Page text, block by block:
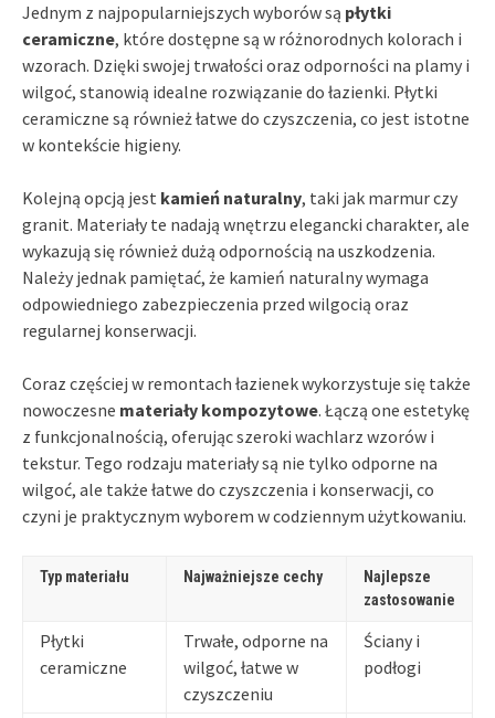
Jednym z najpopularniejszych wyborów są płytki
ceramiczne, które dostępne są w różnorodnych kolorach i
wzorach. Dzięki swojej trwałości oraz odporności na plamy i
wilgoć, stanowią idealne rozwiązanie do łazienki. Płytki
ceramiczne są również łatwe do czyszczenia, co jest istotne
w kontekście higieny.
Kolejną opcją jest kamień naturalny, taki jak marmur czy
granit. Materiały te nadają wnętrzu elegancki charakter, ale
wykazują się również dużą odpornością na uszkodzenia.
Należy jednak pamiętać, że kamień naturalny wymaga
odpowiedniego zabezpieczenia przed wilgocią oraz
regularnej konserwacji.
Coraz częściej w remontach łazienek wykorzystuje się także
nowoczesne materiały kompozytowe. Łączą one estetykę
z funkcjonalnością, oferując szeroki wachlarz wzorów i
tekstur. Tego rodzaju materiały są nie tylko odporne na
wilgoć, ale także łatwe do czyszczenia i konserwacji, co
czyni je praktycznym wyborem w codziennym użytkowaniu.
Typ materiału Najważniejsze cechy
Najlepsze
zastosowanie
Płytki
ceramiczne
Trwałe, odporne na
wilgoć, łatwe w
czyszczeniu
Ściany i
podłogi